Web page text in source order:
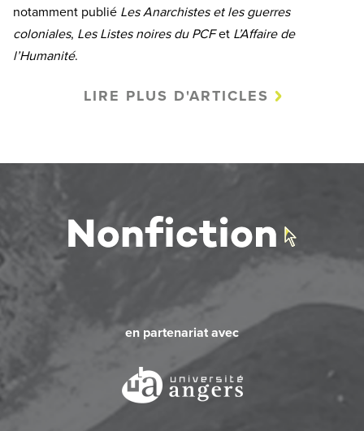
notamment publié Les Anarchistes et les guerres
coloniales, Les Listes noires du PCFet L’Affaire de
l’Humanité.
LIRE PLUS D'ARTICLES
en partenariat avec